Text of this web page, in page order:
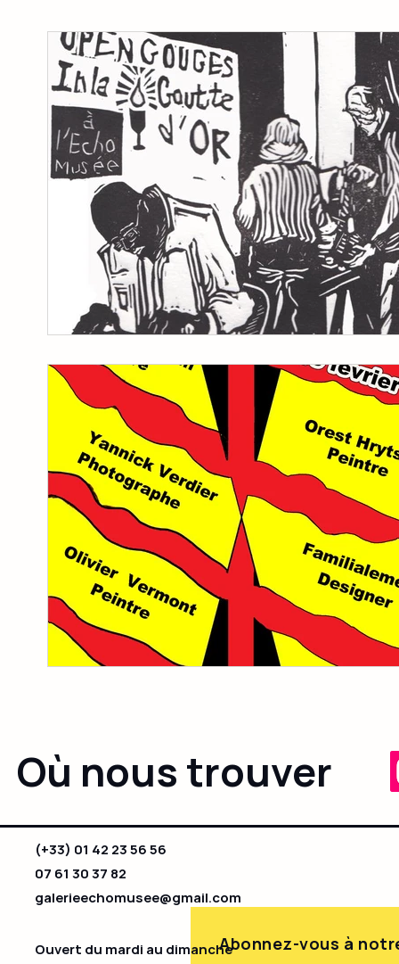
Où nous trouver
Abonnez-vous à
(+33) 01 42 23 56 56
07 61 30 37 82
galerieechomusee@gmail.com
Ouvert du mardi au dimanche